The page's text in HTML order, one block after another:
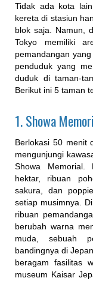
Tidak ada kota
kereta di stasiun
blok saja. Namun,
Tokyo memiliki
pemandangan
penduduk yang
duduk di taman-
Berikut ini 5 taman
1. Showa
Berlokasi 50 menit
mengunjungi
Showa
hektar, ribuan
sakura, dan
setiap musimnya.
ribuan
berubah warna
muda, sebuah
bandingnya di
beragam fasilitas
museum Kaisar